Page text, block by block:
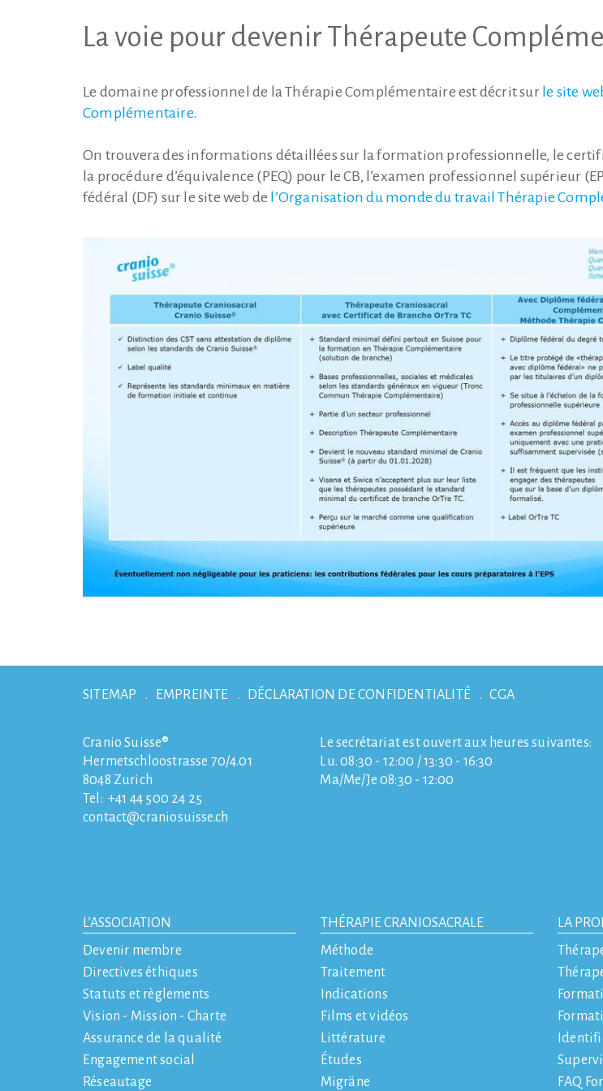
La voie pour devenir Thérapeute
Le domaine professionnel de la Thérapie Complémentaire est décrit sur le site
Complémentaire.
On trouvera des informations détaillées sur la formation professionnelle, le
la procédure d’équivalence (PEQ) pour le CB, l’examen professionnel supérieur
fédéral (DF) sur le site web de l’Organisation du monde du travail Thérapie
SITEMAP EMPREINTE DÉCLARATION DE CONFIDENTIALITÉ CGA
Cranio Suisse®
Hermetschloostrasse 70/4.01
8048 Zurich
Tel: +41 44 500 24 25
contact
craniosuisse.ch
Le secrétariat est ouvert aux heures suivantes:
Lu. 08:30 - 12:00 / 13:30 - 16:30
Ma/Me/Je 08:30 - 12:00
L’ASSOCIATION
Devenir membre
Directives éthiques
Statuts et règlements
Vision - Mission - Charte
Assurance de la qualité
Engagement social
Réseautage
THÉRAPIE CRANIOSACRALE
Méthode
Traitement
Indications
Films et vidéos
Littérature
Études
Migräne
LA
FAQ